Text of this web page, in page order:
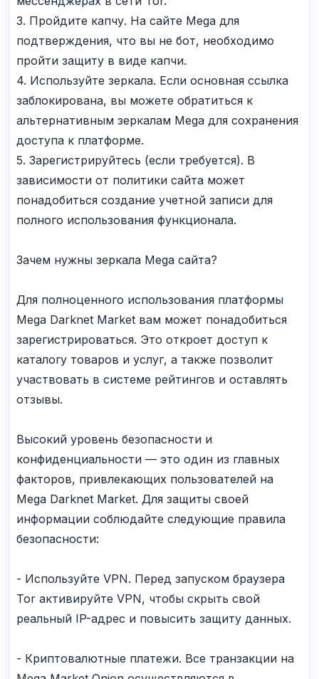
3. Пройдите капчу. На сайте Mega для
подтверждения, что вы не бот, необходимо
пройти защиту в виде капчи.
4. Используйте зеркала. Если основная ссылка
заблокирована, вы можете обратиться к
альтернативным зеркалам Mega для сохранения
доступа к платформе.
5. Зарегистрируйтесь (если требуется). В
зависимости от политики сайта может
понадобиться создание учетной записи для
полного использования функционала.
Зачем нужны зеркала Mega сайта?
Для полноценного использования платформы
Mega Darknet Market вам может понадобиться
зарегистрироваться. Это откроет доступ к
каталогу товаров и услуг, а также позволит
участвовать в системе рейтингов и оставлять
отзывы.
Высокий уровень безопасности и
конфиденциальности — это один из главных
факторов, привлекающих пользователей на
Mega Darknet Market. Для защиты своей
информации соблюдайте следующие правила
безопасности:
- Используйте VPN. Перед запуском браузера
Tor активируйте VPN, чтобы скрыть свой
реальный IP-адрес и повысить защиту данных.
- Криптовалютные платежи. Все транзакции на